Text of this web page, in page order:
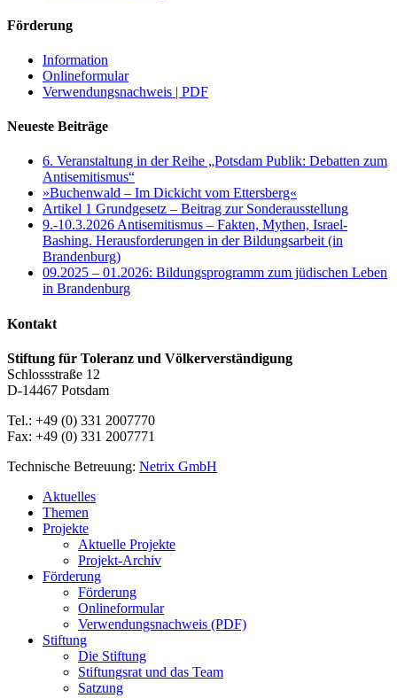
Förderung
Information
Onlineformular
Verwendungsnachweis | PDF
Neueste Beiträge
6. Veranstaltung in der Reihe „Potsdam Publik: Debatten zum
Antisemitismus“
»Buchenwald – Im Dickicht vom Ettersberg«
Artikel 1 Grundgesetz – Beitrag zur Sonderausstellung
9.-10.3.2026 Antisemitismus – Fakten, Mythen, Israel-
Bashing. Herausforderungen in der Bildungsarbeit (in
Brandenburg)
09.2025 – 01.2026: Bildungsprogramm zum jüdischen Leben
in Brandenburg
Kontakt
Stiftung für Toleranz und Völkerverständigung
Schlossstraße 12
D-14467 Potsdam
Tel.: +49 (0) 331 2007770
Fax: +49 (0) 331 2007771
Technische Betreuung: Netrix GmbH
Close
Menu
Aktuelles
Themen
Projekte
Aktuelle Projekte
Projekt-Archiv
Förderung
Förderung
Onlineformular
Verwendungsnachweis (PDF)
Stiftung
Die Stiftung
Stiftungsrat und das Team
Satzung